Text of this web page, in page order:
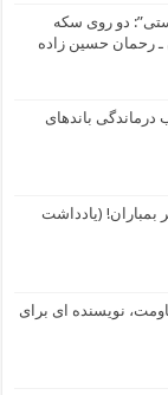
دو روی سکه
ـ رحمان حسین زاده
درماندگی باندهای
بمباران! (یادداشت
نویسنده ای برای